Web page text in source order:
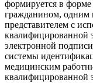
формируется в
гражданином, одним
представителем с
квалифицированной
электронной
системы
медицинским
квалифицированной